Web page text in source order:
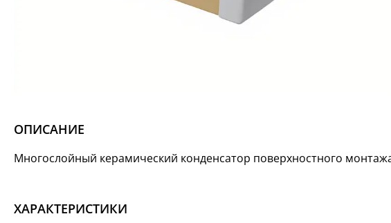
ОПИСАНИЕ
Многослойный керамический конденсатор поверхностного
ХАРАКТЕРИСТИКИ